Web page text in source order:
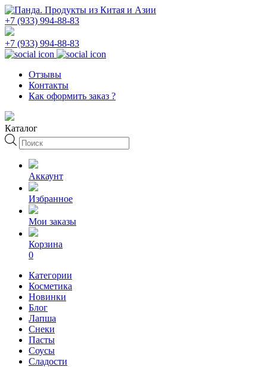
+7 (933) 994-88-83
+7 (933) 994-88-83
Отзывы
Контакты
Как оформить заказ ?
Каталог
Поиск
товаров
Аккаунт
Избранное
Мои заказы
Корзина
0
Категории
Косметика
Новинки
Блог
Лапша
Снеки
Пасты
Соусы
Сладости